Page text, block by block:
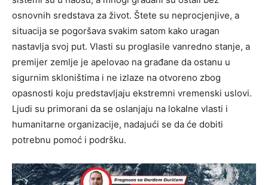
osnovnih sredstava za život. Štete su neprocjenjive, a
situacija se pogoršava svakim satom kako uragan
nastavlja svoj put. Vlasti su proglasile vanredno stanje, a
premijer zemlje je apelovao na građane da ostanu u
sigurnim skloništima i ne izlaze na otvoreno zbog
opasnosti koju predstavljaju ekstremni vremenski uslovi.
Ljudi su primorani da se oslanjaju na lokalne vlasti i
humanitarne organizacije, nadajući se da će dobiti
potrebnu pomoć i podršku.